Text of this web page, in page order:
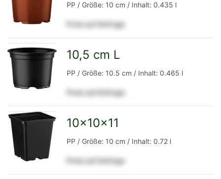
Detailseite
PP / Größe: 10 cm / Inhalt: 0.435 l
Preis auf Anfrage
Detailseite
10,5 cm L
PP / Größe: 10.5 cm / Inhalt: 0.465 l
Preis auf Anfrage
10x10x11
PP / Größe: 10 cm / Inhalt: 0.72 l
Preis auf Anfrage